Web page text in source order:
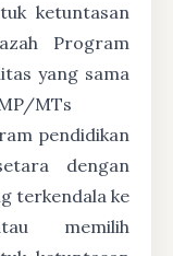
ketuntasan
Program
yang sama
MTs
pendidikan
dengan
terkendala ke
memilih